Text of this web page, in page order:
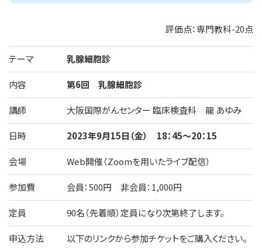
評価点：専門教科-20点
テーマ 乳腺細胞診
内容 第6回 乳腺細胞診
講師 大阪国際がんセンター 臨床検査科 龍 あゆみ
日時 2023年9月15日（金） 18：45～20：15
会場 Web開催（Zoomを用いたライブ配信）
参加費 会員：500円 非会員：1,000円
定員 90名（先着順）定員になり次第終了します。
申込方法 以下のリンクから参加チケットをご購入ください。